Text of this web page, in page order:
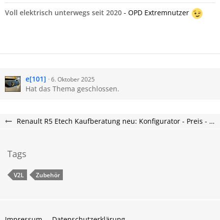
Der R5 ist Renaults erstes Modell,
Voll elektrisch unterwegs seit 2020 - OPD Extremnutzer
e[101] 6. Oktober 2025
Hat das Thema geschlossen.
Renault R5 Etech Kaufberatung neu: Konfigurator - Preis - Lieferzeit - R5 Etech Forum
Tags
V2L Zubehör